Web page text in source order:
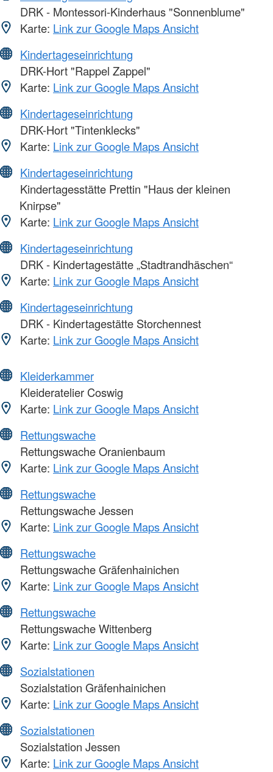
DRK - Montessori-Kinderhaus "Sonnenblume"
Karte: Link zur Google Maps Ansicht
Kindertageseinrichtung
DRK-Hort "Rappel Zappel"
Karte: Link zur Google Maps Ansicht
Kindertageseinrichtung
DRK-Hort "Tintenklecks"
Karte: Link zur Google Maps Ansicht
Kindertageseinrichtung
Kindertagesstätte Prettin "Haus der kleinen
Knirpse"
Karte: Link zur Google Maps Ansicht
Kindertageseinrichtung
DRK - Kindertagestätte „Stadtrandhäschen“
Karte: Link zur Google Maps Ansicht
Kindertageseinrichtung
DRK - Kindertagestätte Storchennest
Karte: Link zur Google Maps Ansicht
Kleiderkammer
Kleideratelier Coswig
Karte: Link zur Google Maps Ansicht
Rettungswache
Rettungswache Oranienbaum
Karte: Link zur Google Maps Ansicht
Rettungswache
Rettungswache Jessen
Karte: Link zur Google Maps Ansicht
Rettungswache
Rettungswache Gräfenhainichen
Karte: Link zur Google Maps Ansicht
Rettungswache
Rettungswache Wittenberg
Karte: Link zur Google Maps Ansicht
Sozialstationen
Sozialstation Gräfenhainichen
Karte: Link zur Google Maps Ansicht
Sozialstationen
Sozialstation Jessen
Karte: Link zur Google Maps Ansicht